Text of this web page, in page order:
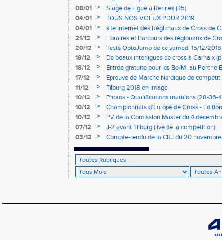
08/01
>
Stage de Ligue à Rennes (35)
04/01
>
TOUS NOS VOEUX POUR 2019
04/01
>
site Internet des Régionaux de Cross de
21/12
>
Horaires et Parcours des régionaux de
20/12
>
Tests OptoJump de ce samedi 15/12/2018
18/12
>
De beaux interligues de cross à Carhaix
18/12
>
Entrée gratuite pour les Be/Mi au Perche
17/12
>
Epreuve de Marche Nordique de
de cross du Loir et Cher
11/12 >
Tilburg 2018 en image
10/12
>
Photos - Qualifications triathlons (28-36-
10/12
>
Championnats d'Europe de Cross -
10/12
>
PV de la Comission Master du 4
07/12
>
J-2 avant Tilburg (live de la compétition)
03/12
> Compte-rendu de la CRJ du 20 novembre